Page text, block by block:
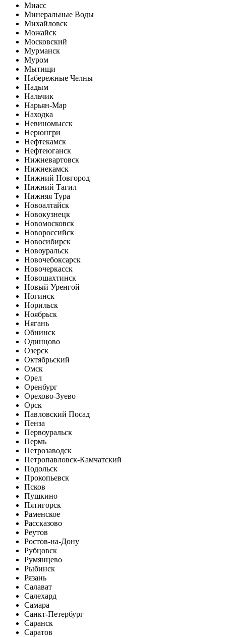
Миасс
Минеральные Воды
Михайловск
Можайск
Московский
Мурманск
Муром
Мытищи
Набережные Челны
Надым
Нальчик
Нарьян-Мар
Находка
Невиномысск
Нерюнгри
Нефтекамск
Нефтеюганск
Нижневартовск
Нижнекамск
Нижний Новгород
Нижний Тагил
Нижняя Тура
Новоалтайск
Новокузнецк
Новомосковск
Новороссийск
Новосибирск
Новоуральск
Новочебоксарск
Новочеркасск
Новошахтинск
Новый Уренгой
Ногинск
Норильск
Ноябрьск
Нягань
Обнинск
Одинцово
Озерск
Октябрьский
Омск
Орел
Оренбург
Орехово-Зуево
Орск
Павловский Посад
Пенза
Первоуральск
Пермь
Петрозаводск
Петропавловск-Камчатский
Подольск
Прокопьевск
Псков
Пушкино
Пятигорск
Раменское
Рассказово
Реутов
Ростов-на-Дону
Рубцовск
Румянцево
Рыбинск
Рязань
Салават
Салехард
Самара
Санкт-Петербург
Саранск
Саратов